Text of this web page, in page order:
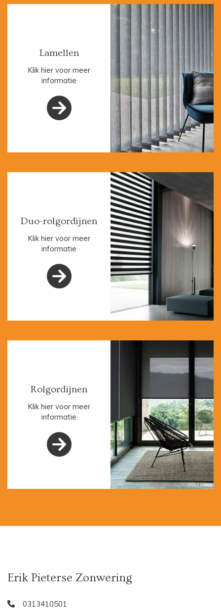
Lamellen
Klik hier voor meer
informatie

Duo-rolgordijnen
Klik hier voor meer
informatie

Rolgordijnen
Klik hier voor meer
informatie

Erik Pieterse Zonwering
 0313410501